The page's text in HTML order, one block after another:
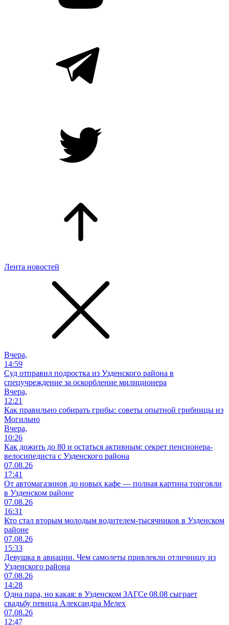
Лента новостей
Вчера,
14:59
Суд отправил подростка из Узденского района в
спецучреждение за оскорбление милиционера
Вчера,
12:21
Как правильно собирать грибы: советы опытной грибницы из
Могильно
Вчера,
10:26
Как дожить до 80 и остаться активным: секрет пенсионера-
велосипедиста с Узденского района
07.08.26
17:41
От автомагазинов до новых кафе — полная картина торговли
в Узденском районе
07.08.26
16:31
Кто стал вторым молодым водителем-тысячников в Узденском
районе
07.08.26
15:33
Девушка в авиации. Чем самолеты привлекли отличницу из
Узденского района
07.08.26
14:28
Одна пара, но какая: в Узденском ЗАГСе 08.08 сыграет
свадьбу певица Александра Мелех
07.08.26
12:47